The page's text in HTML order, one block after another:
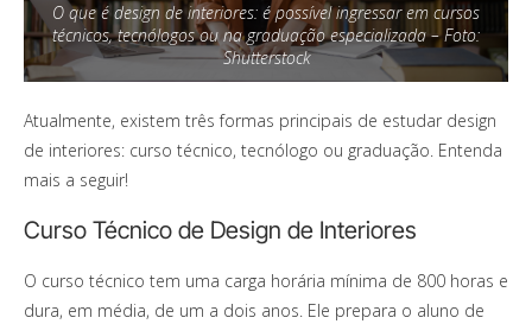
O que é design de interiores: é possível ingressar em cursos
técnicos, tecnólogos ou na graduação especializada – Foto:
Shutterstock
Atualmente, existem três formas principais de estudar design
de interiores: curso técnico, tecnólogo ou graduação. Entenda
mais a seguir!
Curso Técnico de Design de Interiores
O curso técnico tem uma carga horária mínima de 800 horas e
dura, em média, de um a dois anos. Ele prepara o aluno de